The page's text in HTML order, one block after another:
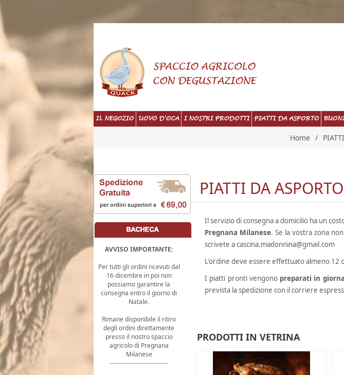
IL NEGOZIO UOVO D'OCA I NOSTRI PRODOTTI PIATTI DA ASPORTO
Home /
AVVISO IMPORTANTE:
Per tutti gli ordini ricevuti dal
16 dicembre in poi non
possiamo garantire la
consegna entro il giorno di
Natale.
Rimane disponibile il ritiro
degli ordini direttamente
presso il nostro spaccio
agricolo di Pregnana
Milanese
----------------------------
PIATTI DA ASPORTO
Il servizio di consegna a domicilio ha un
Pregnana Milanese. Se la vostra zona
scrivete acascina.madonnina@gmail.com
L'ordine deve essere effettuato almeno 12
I piatti pronti vengono preparati in
prevista la spedizione con il corriere
PRODOTTI IN VETRINA